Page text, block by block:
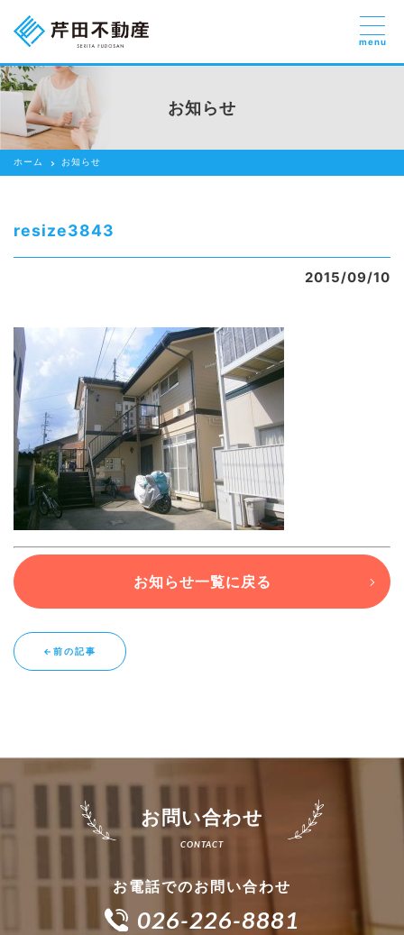
売りたい
貸したい方
借りたい
芹田不動産の強み
スタッフ紹介
会社紹介
ブログ
退去連絡フォームはこちら
お部屋探し専用LINEはこちら
menu
お知らせ
ホーム お知らせ
resize3843
2015/09/10
お知らせ一覧に戻る
←前の記事
お問い合わせ
お電話でのお問い合わせ
026-226-8881